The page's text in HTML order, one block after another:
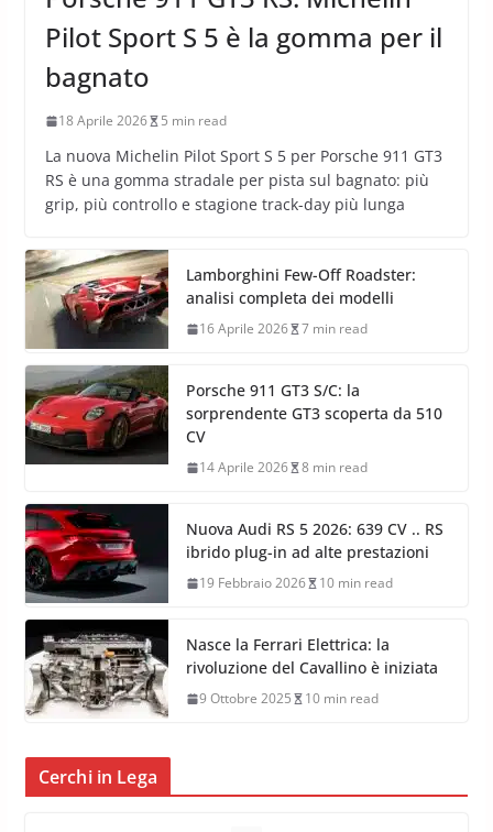
Pilot Sport S 5 è la gomma per il
bagnato
18 Aprile 2026 5 min read
La nuova Michelin Pilot Sport S 5 per Porsche 911 GT3
RS è una gomma stradale per pista sul bagnato: più
grip, più controllo e stagione track-day più lunga
Lamborghini Few-Off Roadster:
analisi completa dei modelli
16 Aprile 2026 7 min read
Porsche 911 GT3 S/C: la
sorprendente GT3 scoperta da 510
CV
14 Aprile 2026 8 min read
Nuova Audi RS 5 2026: 639 CV .. RS
ibrido plug-in ad alte prestazioni
19 Febbraio 2026 10 min read
Nasce la Ferrari Elettrica: la
rivoluzione del Cavallino è iniziata
9 Ottobre 2025 10 min read
Cerchi in Lega